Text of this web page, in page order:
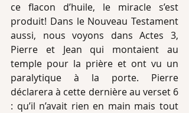
ce flacon d’huile, le miracle s’est
produit! Dans le Nouveau Testament
aussi, nous voyons dans Actes 3,
Pierre et Jean qui montaient au
temple pour la prière et ont vu un
paralytique à la porte. Pierre
déclarera à cette dernière au verset 6
: qu’il n’avait rien en main mais tout